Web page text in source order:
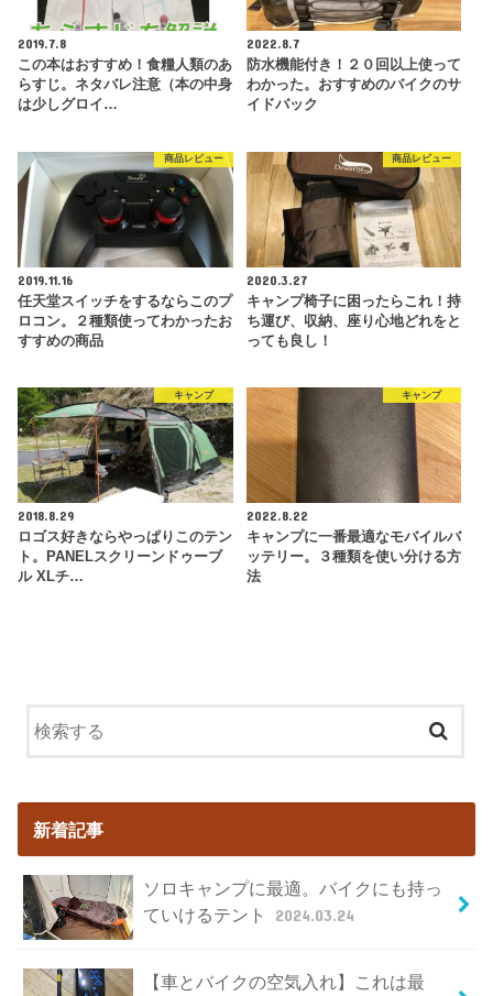
2019.7.8
この本はおすすめ！食糧人類のあ
らすじ。ネタバレ注意（本の中身
は少しグロイ…
2022.8.7
防水機能付き！２０回以上使って
わかった。おすすめのバイクのサ
イドバック
商品レビュー
2019.11.16
任天堂スイッチをするならこのプ
ロコン。２種類使ってわかったお
すすめの商品
商品レビュー
2020.3.27
キャンプ椅子に困ったらこれ！持
ち運び、収納、座り心地どれをと
っても良し！
キャンプ
2018.8.29
ロゴス好きならやっぱりこのテン
ト。PANELスクリーンドゥーブ
ル XLチ…
キャンプ
2022.8.22
キャンプに一番最適なモバイルバ
ッテリー。３種類を使い分ける方
法
新着記事
ソロキャンプに最適。バイクにも持っ
ていけるテント
2024.03.24
【車とバイクの空気入れ】これは最